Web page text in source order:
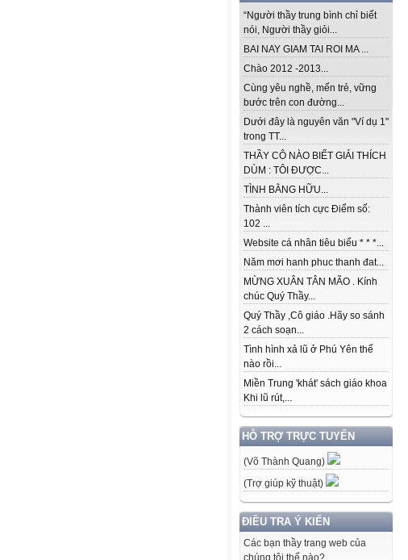
“Người thầy trung bình chỉ biết
nói, Người thầy giỏi...
BAI NAY GIAM TAI ROI MA ...
Chào 2012 -2013...
Cùng yêu nghề, mến trẻ, vững
bước trên con đường...
Dưới đây là nguyên văn "Ví dụ 1"
trong TT...
THẦY CÔ NÀO BIẾT GIẢI THÍCH
DÙM : TÔI ĐƯỢC...
TÌNH BẰNG HỮU...
Thành viên tích cực Điểm số:
102 ...
Website cá nhân tiêu biểu * * *...
Năm mơi hanh phuc thanh đat...
MỪNG XUÂN TÂN MÃO . Kính
chúc Quý Thầy...
Quý Thầy ,Cô giáo .Hãy so sánh
2 cách soạn...
Tình hình xả lũ ở Phú Yên thế
nào rồi...
Miền Trung 'khát' sách giáo khoa
Khi lũ rút,...
HỖ TRỢ TRỰC TUYẾN
(Võ Thành Quang)
(Trợ giúp kỹ thuật)
ĐIỀU TRA Ý KIẾN
Các bạn thầy trang web của
chúng tôi thế nào?